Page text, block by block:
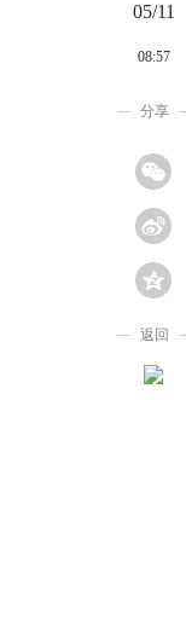
05/11
08:57
分享
返回